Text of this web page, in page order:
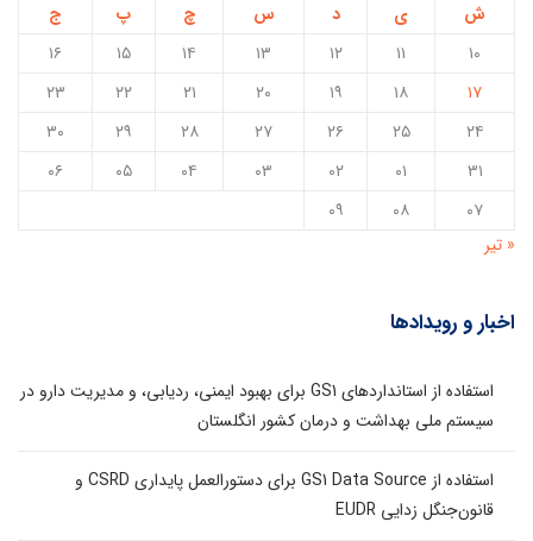
ش
ی د س چ پ
ج
۱۰
۱۱ ۱۲ ۱۳ ۱۴ ۱۵
۱۶
۱۷
۱۸ ۱۹ ۲۰ ۲۱ ۲۲
۲۳
۲۴
۲۵ ۲۶ ۲۷ ۲۸ ۲۹
۳۰
۳۱
۰۱ ۰۲ ۰۳ ۰۴ ۰۵
۰۶
۰۷
۰۸
۰۹
« تیر
اخبار و رویدادها
استفاده از استانداردهای GS1 برای بهبود ایمنی، ردیابی، و مدیریت دارو در
سیستم ملی بهداشت و درمان کشور انگلستان
استفاده از GS1 Data Source برای دستورالعمل پایداری CSRD و
قانون‌جنگل زدایی EUDR